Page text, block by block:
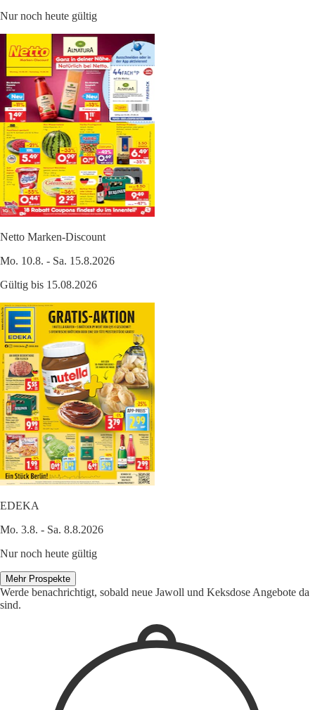
Nur noch heute gültig
Netto Marken-Discount
Mo. 10.8. - Sa. 15.8.2026
Gültig bis 15.08.2026
EDEKA
Mo. 3.8. - Sa. 8.8.2026
Nur noch heute gültig
Mehr Prospekte
Werde benachrichtigt, sobald neue Jawoll und Keksdose Angebote da
sind.